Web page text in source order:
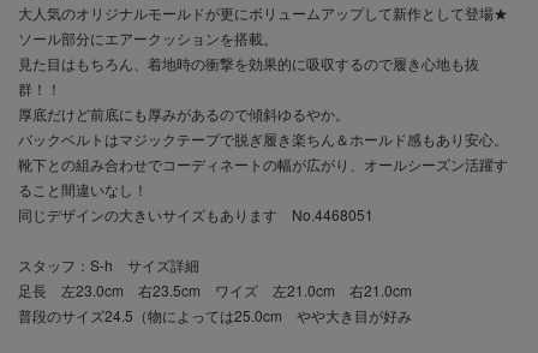
大人気のオリジナルモールドが更にボリュームアップして新作として登場★
ソール部分にエアークッションを搭載。
見た目はもちろん、着地時の衝撃を効果的に吸収するので履き心地も抜
群！！
厚底だけど前底にも厚みがあるので傾斜ゆるやか。
バックベルトはマジックテープで脱ぎ履き楽ちん＆ホールド感もあり安心。
靴下との組み合わせでコーディネートの幅が広がり、オールシーズン活躍す
ること間違いなし！
同じデザインの大きいサイズもあります No.4468051
スタッフ：S-h サイズ詳細
足長 左23.0cm 右23.5cm ワイズ 左21.0cm 右21.0cm
普段のサイズ24.5（物によっては25.0cm やや大き目が好み